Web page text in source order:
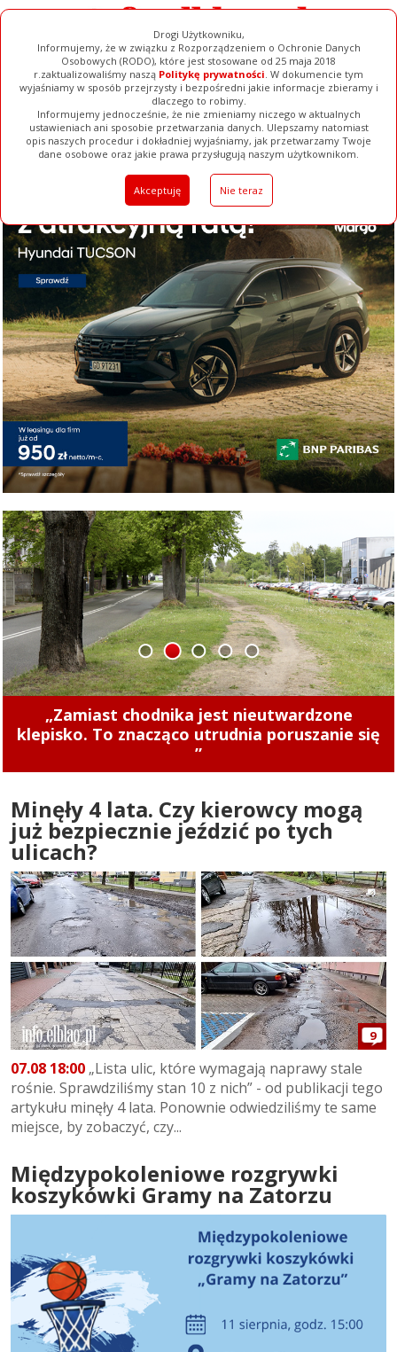
Drogi Użytkowniku,
Informujemy, że w związku z Rozporządzeniem o Ochronie Danych
Osobowych (RODO), które jest stosowane od 25 maja 2018
r.zaktualizowaliśmy naszą Politykę prywatności. W dokumencie tym
wyjaśniamy w sposób przejrzysty i bezpośredni jakie informacje zbieramy i
dlaczego to robimy.
Informujemy jednocześnie, że nie zmieniamy niczego w aktualnych
ustawieniach ani sposobie przetwarzania danych. Ulepszamy natomiast
opis naszych procedur i dokładniej wyjaśniamy, jak przetwarzamy Twoje
dane osobowe oraz jakie prawa przysługują naszym użytkownikom.
Akceptuję Nie teraz
Ogłoszenia Filmy Galerie Baza Firm Pełna Wersja
Concordia u siebie z Naki Olsztyn. Wygraj
rower!
1 2 3 4 5
Minęły 4 lata. Czy kierowcy mogą
już bezpiecznie jeździć po tych
ulicach?
9
07.08 18:00 „Lista ulic, które wymagają naprawy stale
rośnie. Sprawdziliśmy stan 10 z nich” - od publikacji tego
artykułu minęły 4 lata. Ponownie odwiedziliśmy te same
miejsce, by zobaczyć, czy...
Międzypokoleniowe rozgrywki
koszykówki Gramy na Zatorzu